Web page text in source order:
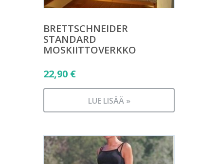
BRETTSCHNEIDER
STANDARD
MOSKIITTOVERKKO
22,90 €
LUE LISÄÄ »